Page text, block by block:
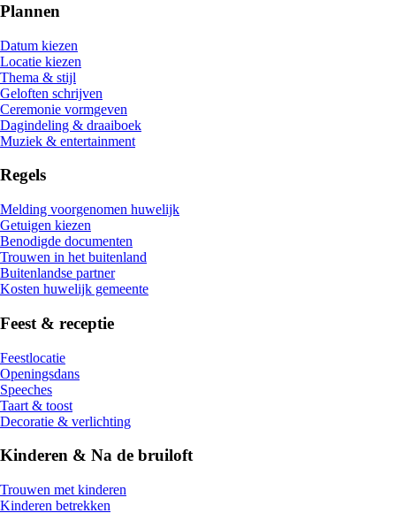
Plannen
Datum kiezen
Locatie kiezen
Thema & stijl
Geloften schrijven
Ceremonie vormgeven
Dagindeling & draaiboek
Muziek & entertainment
Regels
Melding voorgenomen huwelijk
Getuigen kiezen
Benodigde documenten
Trouwen in het buitenland
Buitenlandse partner
Kosten huwelijk gemeente
Feest & receptie
Feestlocatie
Openingsdans
Speeches
Taart & toost
Decoratie & verlichting
Kinderen & Na de bruiloft
Trouwen met kinderen
Kinderen betrekken